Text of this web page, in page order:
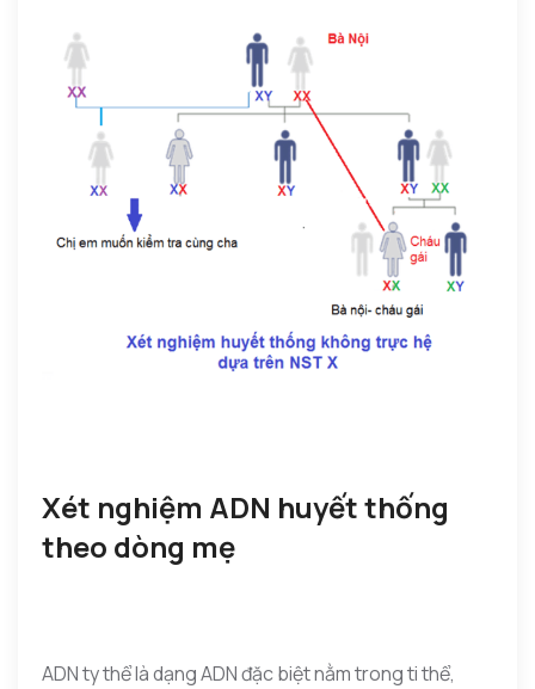
Xét nghiệm ADN huyết thống
theo dòng mẹ
ADN ty thể là dạng ADN đặc biệt nằm trong ti thể,